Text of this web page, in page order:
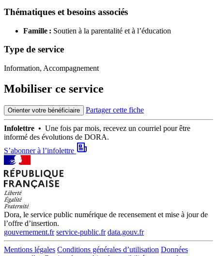
Thématiques et besoins associés
Famille : Soutien à la parentalité et à l’éducation
Type de service
Information, Accompagnement
Mobiliser ce service
Orienter votre bénéficiaire Partager cette fiche
Infolettre • Une fois par mois, recevez un courriel pour être
informé des évolutions de DORA.
S’abonner à l’infolettre
Dora, le service public numérique de recensement et mise à jour de
l’offre d’insertion.
gouvernement.fr service-public.fr data.gouv.fr
Mentions légales Conditions générales d’utilisation Données